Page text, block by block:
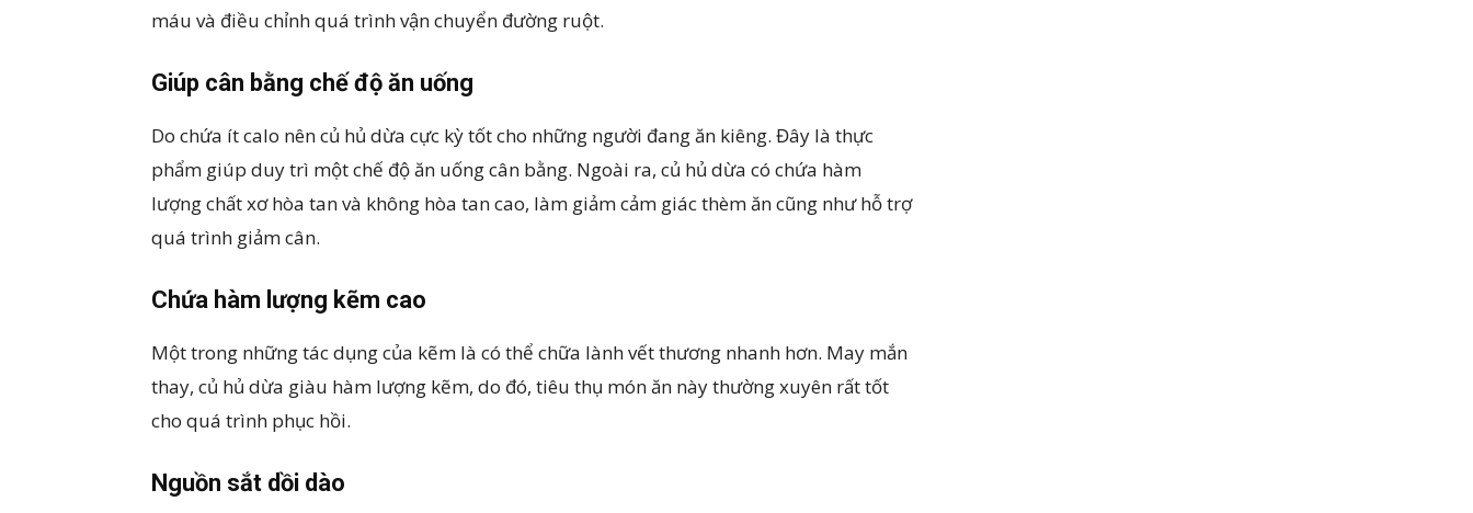
máu và điều chỉnh quá trình vận chuyển đường ruột.
Giúp cân bằng chế độ ăn uống
Do chứa ít calo nên củ hủ dừa cực kỳ tốt cho những người đang ăn kiêng. Đây là thực
phẩm giúp duy trì một chế độ ăn uống cân bằng. Ngoài ra, củ hủ dừa có chứa hàm
lượng chất xơ hòa tan và không hòa tan cao, làm giảm cảm giác thèm ăn cũng như hỗ trợ
quá trình giảm cân.
Chứa hàm lượng kẽm cao
Một trong những tác dụng của kẽm là có thể chữa lành vết thương nhanh hơn. May mắn
thay, củ hủ dừa giàu hàm lượng kẽm, do đó, tiêu thụ món ăn này thường xuyên rất tốt
cho quá trình phục hồi.
Nguồn sắt dồi dào